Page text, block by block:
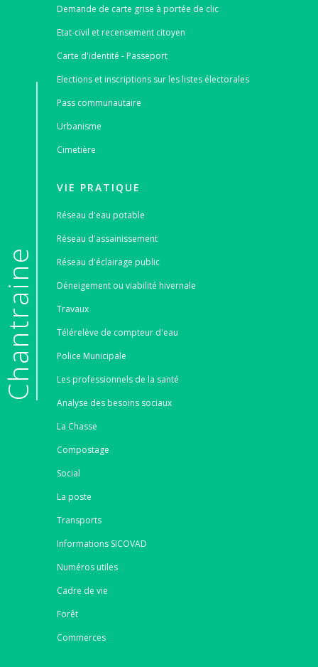
e
Demande de carte grise à portée de clic
Etat-civil et recensement citoyen
Carte d'identité - Passeport
Elections et inscriptions sur les listes électorales
Pass communautaire
Urbanisme
Cimetière
VIE PRATIQUE
Réseau d'eau potable
Réseau d'assainissement
Réseau d'éclairage public
Déneigement ou viabilité hivernale
Travaux
Télérelève de compteur d'eau
Police Municipale
Les professionnels de la santé
Analyse des besoins sociaux
La Chasse
Compostage
Social
La poste
Transports
Informations SICOVAD
Numéros utiles
Cadre de vie
Forêt
Commerces